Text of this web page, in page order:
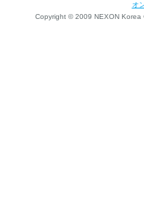
オ
Copyright © 2009 NEXON Korea